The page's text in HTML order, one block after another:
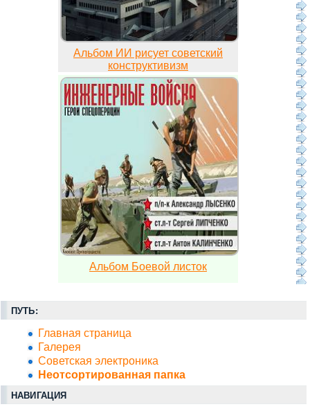
Альбом ИИ рисует советский
конструктивизм
Альбом Боевой листок
ПУТЬ:
Главная страница
Галерея
Советская электроника
Неотсортированная папка
НАВИГАЦИЯ